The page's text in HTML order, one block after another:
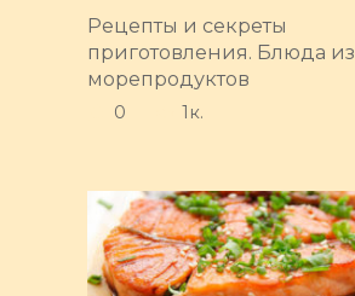
Рецепты и секреты
приготовления. Блюда из
морепродуктов
0 1к.